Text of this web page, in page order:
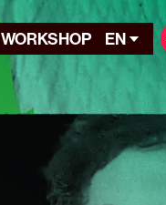
WORKSHOP EN